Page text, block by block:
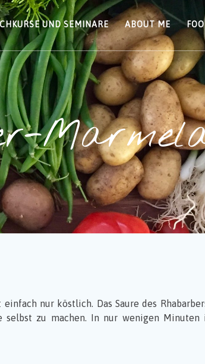
UND SEMINARE ABOUT ME
nur köstlich. Das Saure des
zu machen. In nur wenigen Minuten